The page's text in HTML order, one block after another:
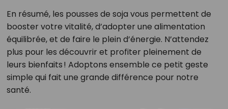
En résumé, les pousses de soja vous permettent de
booster votre vitalité, d’adopter une alimentation
équilibrée, et de faire le plein d’énergie. N’attendez
plus pour les découvrir et profiter pleinement de
leurs bienfaits ! Adoptons ensemble ce petit geste
simple qui fait une grande différence pour notre
santé.